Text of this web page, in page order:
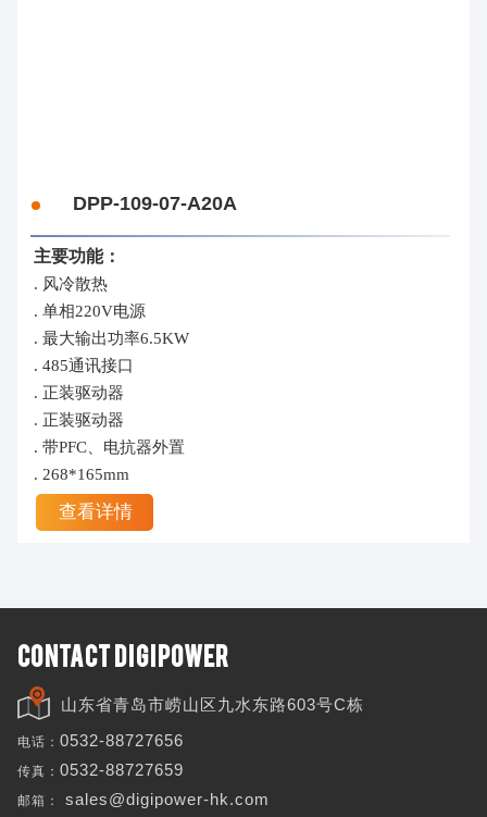
DPP-109-07-A20A
主要功能：
. 风冷散热
. 单相220V电源
. 最大输出功率6.5KW
. 485通讯接口
. 正装驱动器
. 正装驱动器
. 带PFC、电抗器外置
. 268*165mm
查看详情
CONTACT DIGIPOWER
山东省青岛市崂山区九水东路603号C栋
电话： 0532-88727656
传真： 0532-88727659
邮箱： sales@digipower-hk.com